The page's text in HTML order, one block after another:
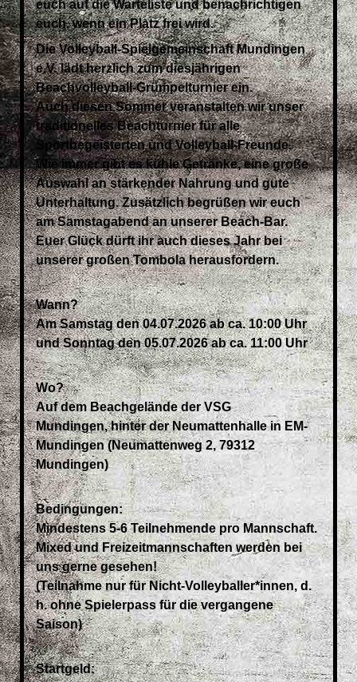
euch auf die Warteliste und benachrichtigen
euch, wenn ein Platz frei wird.
Die Volleyball-Spielgemeinschaft Mundingen
e.V. lädt herzlich zum diesjährigen
Beachvolleyball-Grümpelturnier ein.
Auch diesen Sommer veranstalten wir unser
traditionelles Beachturnier für alle
Sportbegeisterten und Volleyball-Freunde.
Wie immer gibt es kühle Getränke, eine große
Auswahl an stärkender Nahrung und gute
Unterhaltung. Zusätzlich begrüßen wir euch
am Samstagabend an unserer Beach-Bar.
Euer Glück dürft ihr auch dieses Jahr bei
unserer großen Tombola herausfordern.
Wann?
Am Samstag den 04.07.2026 ab ca. 10:00 Uhr
und Sonntag den 05.07.2026 ab ca. 11:00 Uhr
Wo?
Auf dem Beachgelände der VSG
Mundingen, hinter der Neumattenhalle in EM-
Mundingen (Neumattenweg 2, 79312
Mundingen)
Bedingungen:
Mindestens 5-6 Teilnehmende pro Mannschaft.
Mixed und Freizeitmannschaften werden bei
uns gerne gesehen!
(Teilnahme nur für Nicht-Volleyballer*innen, d.
h. ohne Spielerpass für die vergangene
Saison)
Startgeld: